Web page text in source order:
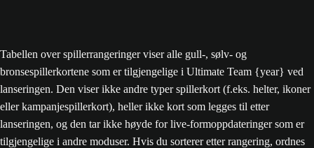
Tabellen over spillerrangeringer viser alle gull-, sølv- og
bronsespillerkortene som er tilgjengelige i Ultimate Team {year} ved
lanseringen. Den viser ikke andre typer spillerkort (f.eks. helter, ikoner
eller kampanjespillerkort), heller ikke kort som legges til etter
lanseringen, og den tar ikke høyde for live-formoppdateringer som er
tilgjengelige i andre moduser. Hvis du sorterer etter rangering, ordnes